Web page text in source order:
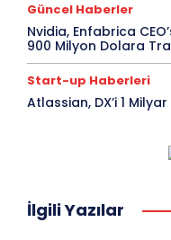
Güncel Haberler
Nvidia, Enfabrica
900 Milyon Dolara
Start-up Haberleri
Atlassian, DX’i 1
İlgili Yazılar